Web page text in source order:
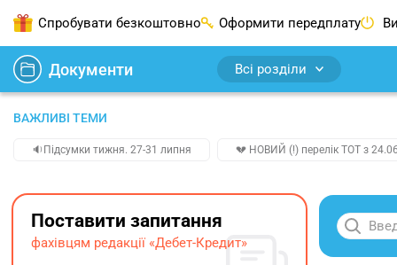
Спробувати безкоштовно Оформити передплату
Документи Всі розділи
ВАЖЛИВІ ТЕМИ
🔉Підсумки тижня. 27-31 липня 💔 НОВИЙ (!) перелік ТОТ з
Поставити запитання
фахівцям редакції «Дебет-Кредит»